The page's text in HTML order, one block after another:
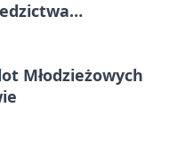
Młodzieżowych